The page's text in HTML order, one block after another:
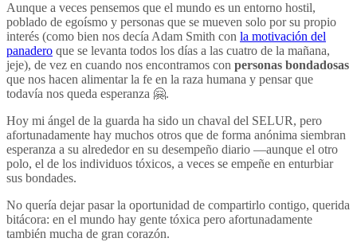
Aunque a veces pensemos que el mundo es un entorno hostil,
poblado de egoísmo y personas que se mueven solo por su propio
interés (como bien nos decía Adam Smith con la motivación del
panadero que se levanta todos los días a las cuatro de la mañana,
jeje), de vez en cuando nos encontramos con personas bondadosas
que nos hacen alimentar la fe en la raza humana y pensar que
todavía nos queda esperanza 🤗.
Hoy mi ángel de la guarda ha sido un chaval del SELUR, pero
afortunadamente hay muchos otros que de forma anónima siembran
esperanza a su alrededor en su desempeño diario —aunque el otro
polo, el de los individuos tóxicos, a veces se empeñe en enturbiar
sus bondades.
No quería dejar pasar la oportunidad de compartirlo contigo, querida
bitácora: en el mundo hay gente tóxica pero afortunadamente
también mucha de gran corazón.